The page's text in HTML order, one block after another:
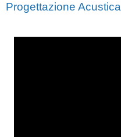
Progettazione Acustica